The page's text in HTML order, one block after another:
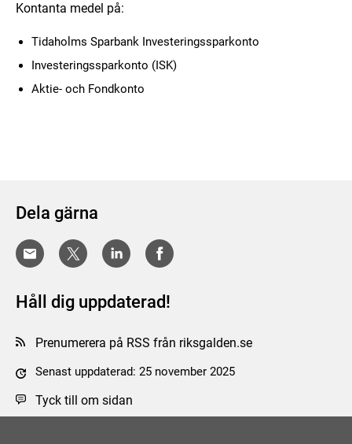
Kontanta medel på:
Tidaholms Sparbank Investeringssparkonto
Investeringssparkonto (ISK)
Aktie- och Fondkonto
Dela gärna
Håll dig uppdaterad!
Prenumerera på RSS från riksgalden.se
Senast uppdaterad: 25 november 2025
Tyck till om sidan